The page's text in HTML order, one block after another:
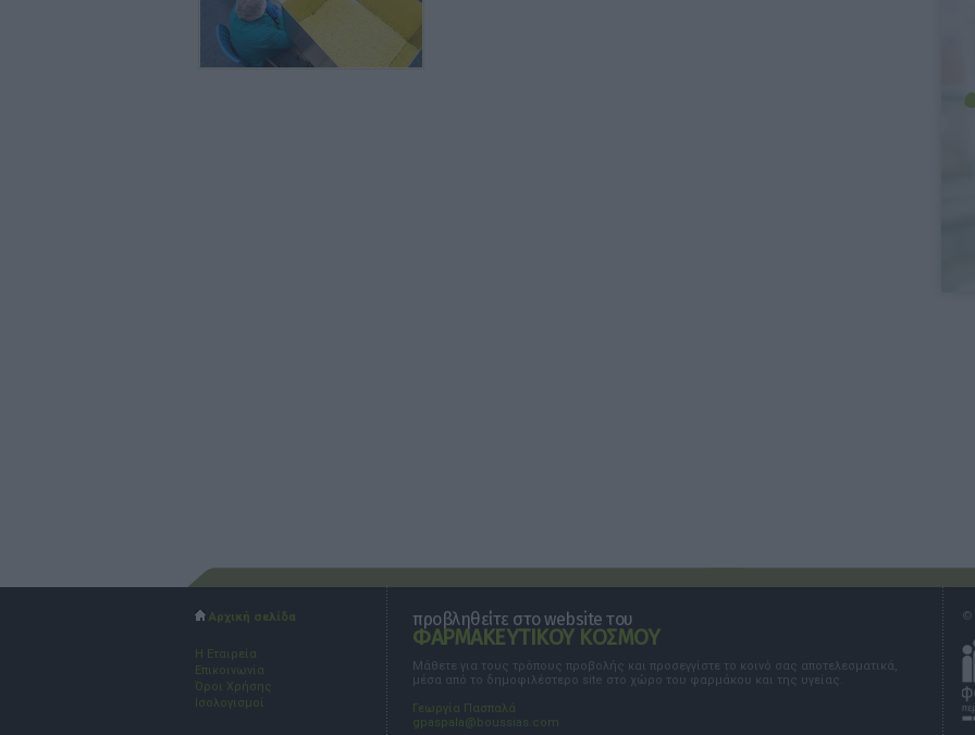
Αρχική σελίδα
Η Εταιρεία
Επικοινωνία
Όροι Χρήσης
Ισολογισμοί
προβληθείτε στο website του
ΦΑΡΜΑΚΕΥΤΙΚΟΥ ΚΟΣΜΟΥ
Μάθετε για τους τρόπους προβολής και προσεγγίστε το κοινό σας αποτελεσματικά,
μέσα από το δημοφιλέστερο site στο χώρο του φαρμάκου και της υγείας.
Γεωργία Πασπαλά
gpaspala@boussias.com
©